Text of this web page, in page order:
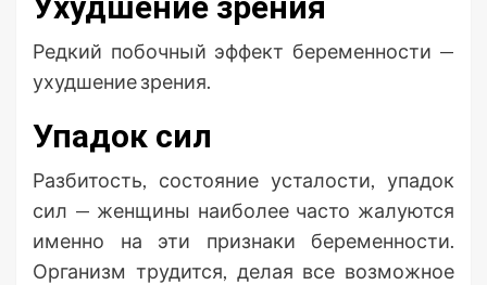
Редкий побочный эффект беременности —
ухудшение зрения.
Упадок сил
Разбитость, состояние усталости, упадок
сил — женщины наиболее часто жалуются
именно на эти признаки беременности.
Организм трудится, делая все возможное